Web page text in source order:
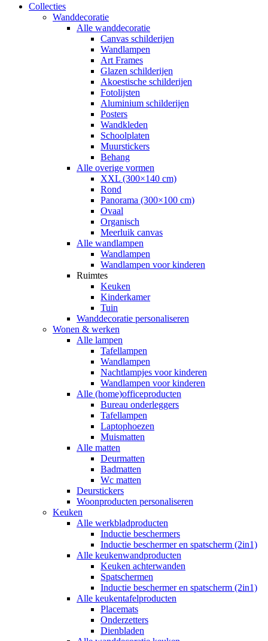
Collecties
Wanddecoratie
Alle wanddecoratie
Canvas schilderijen
Wandlampen
Art Frames
Glazen schilderijen
Akoestische schilderijen
Fotolijsten
Aluminium schilderijen
Posters
Wandkleden
Schoolplaten
Muurstickers
Behang
Alle overige vormen
XXL (300×140 cm)
Rond
Panorama (300×100 cm)
Ovaal
Organisch
Meerluik canvas
Alle wandlampen
Wandlampen
Wandlampen voor kinderen
Ruimtes
Keuken
Kinderkamer
Tuin
Wanddecoratie personaliseren
Wonen & werken
Alle lampen
Tafellampen
Wandlampen
Nachtlampjes voor kinderen
Wandlampen voor kinderen
Alle (home)officeproducten
Bureau onderleggers
Tafellampen
Laptophoezen
Muismatten
Alle matten
Deurmatten
Badmatten
Wc matten
Deurstickers
Woonproducten personaliseren
Keuken
Alle werkbladproducten
Inductie beschermers
Inductie beschermer en spatscherm (2in1)
Alle keukenwandproducten
Keuken achterwanden
Spatschermen
Inductie beschermer en spatscherm (2in1)
Alle keukentafelproducten
Placemats
Onderzetters
Dienbladen